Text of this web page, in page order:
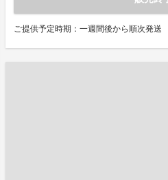
ご提供予定時期：一週間後から順次発送